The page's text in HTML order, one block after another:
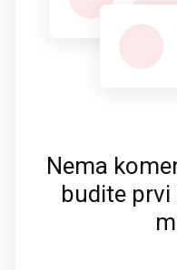
Nema
budite prvi